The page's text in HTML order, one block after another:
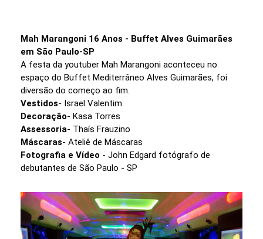
Mah Marangoni 16 Anos - Buffet Alves Guimarães
em São Paulo-SP
A festa da youtuber Mah Marangoni aconteceu no
espaço do Buffet Mediterrâneo Alves Guimarães, foi
diversão do começo ao fim.
Vestidos- Israel Valentim
Decoração- Kasa Torres
Assessoria- Thaís Frauzino
Máscaras- Ateliê de Máscaras
Fotografia e Vídeo - John Edgard fotógrafo de
debutantes de São Paulo - SP